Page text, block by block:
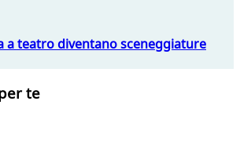
a teatro diventano sceneggiature
te